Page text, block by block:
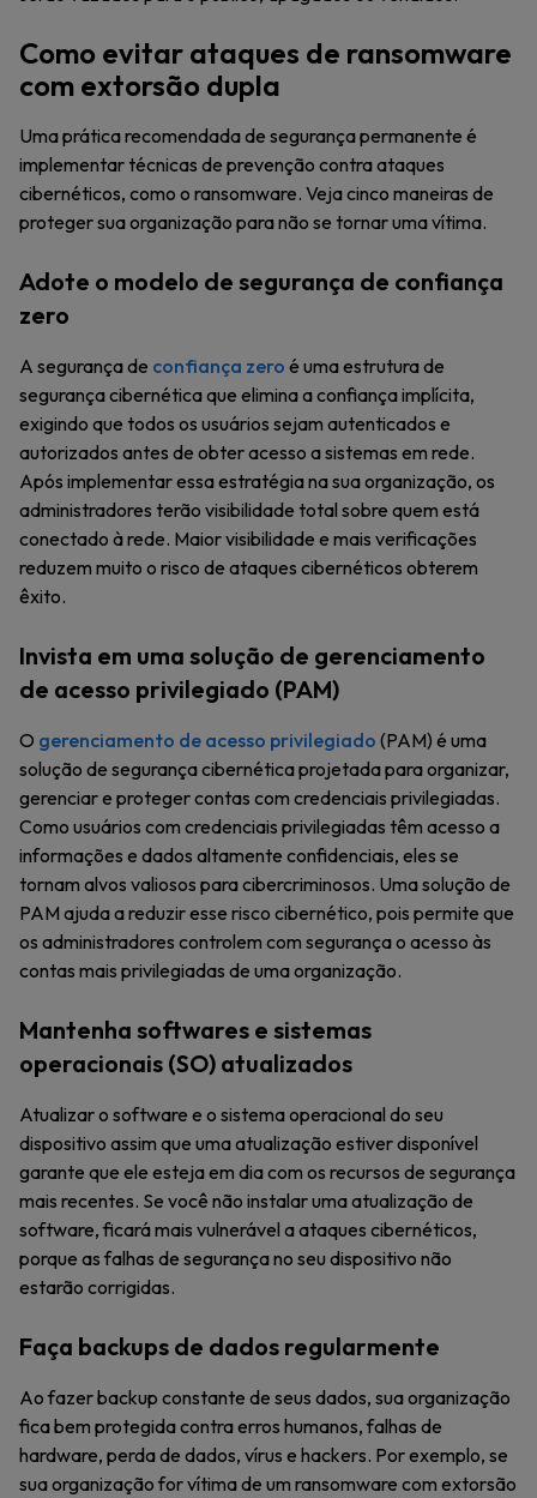
Como evitar ataques de ransomware
com extorsão dupla
Uma prática recomendada de segurança permanente é
implementar técnicas de prevenção contra ataques
cibernéticos, como o ransomware. Veja cinco maneiras de
proteger sua organização para não se tornar uma vítima.
Adote o modelo de segurança de confiança
zero
A segurança de confiança zero é uma estrutura de
segurança cibernética que elimina a confiança implícita,
exigindo que todos os usuários sejam autenticados e
autorizados antes de obter acesso a sistemas em rede.
Após implementar essa estratégia na sua organização, os
administradores terão visibilidade total sobre quem está
conectado à rede. Maior visibilidade e mais verificações
reduzem muito o risco de ataques cibernéticos obterem
êxito.
Invista em uma solução de gerenciamento
de acesso privilegiado (PAM)
O gerenciamento de acesso privilegiado (PAM) é uma
solução de segurança cibernética projetada para organizar,
gerenciar e proteger contas com credenciais privilegiadas.
Como usuários com credenciais privilegiadas têm acesso a
informações e dados altamente confidenciais, eles se
tornam alvos valiosos para cibercriminosos. Uma solução de
PAM ajuda a reduzir esse risco cibernético, pois permite que
os administradores controlem com segurança o acesso às
contas mais privilegiadas de uma organização.
Mantenha softwares e sistemas
operacionais (SO) atualizados
Atualizar o software e o sistema operacional do seu
dispositivo assim que uma atualização estiver disponível
garante que ele esteja em dia com os recursos de segurança
mais recentes. Se você não instalar uma atualização de
software, ficará mais vulnerável a ataques cibernéticos,
porque as falhas de segurança no seu dispositivo não
estarão corrigidas.
Faça backups de dados regularmente
Ao fazer backup constante de seus dados, sua organização
fica bem protegida contra erros humanos, falhas de
hardware, perda de dados, vírus e hackers. Por exemplo, se
sua organização for vítima de um ransomware com extorsão